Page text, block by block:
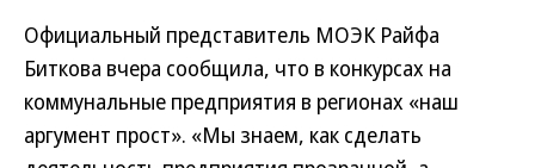
Официальный представитель МОЭК Райфа
Биткова вчера сообщила, что в конкурсах на
коммунальные предприятия в регионах «наш
аргумент прост». «Мы знаем, как сделать